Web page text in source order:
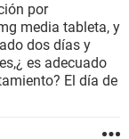
por
media tableta, y
dos días y
es adecuado
El día de